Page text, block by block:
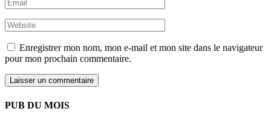
Enregistrer mon nom, mon e-mail et mon site dans le navigateur
pour mon prochain commentaire.
PUB DU MOIS